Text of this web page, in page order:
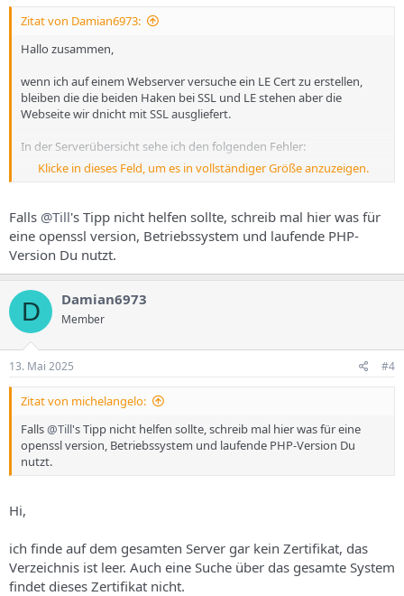
Zitat von Damian6973:
Hallo zusammen,
wenn ich auf einem Webserver versuche ein LE Cert zu erstellen,
bleiben die die beiden Haken bei SSL und LE stehen aber die
Webseite wir dnicht mit SSL ausgliefert.
In der Serverübersicht sehe ich den folgenden Fehler:
Hat jemand eine Idee woher das kommt und wo da der Fehler
liegen kann?
Die Checkliste bin ich durchgegangen.
LG
Daniel
Klicke in dieses Feld, um es in vollständiger Größe anzuzeigen.
Falls @Till's Tipp nicht helfen sollte, schreib mal hier was für
eine openssl version, Betriebssystem und laufende PHP-
Version Du nutzt.
D Damian6973
Member
13. Mai 2025 #4
Zitat von michelangelo:
Falls@Till's Tipp nicht helfen sollte, schreib mal hier was für eine
openssl version, Betriebssystem und laufende PHP-Version Du
nutzt.
Hi,
ich finde auf dem gesamten Server gar kein Zertifikat, das
Verzeichnis ist leer. Auch eine Suche über das gesamte System
findet dieses Zertifikat nicht.